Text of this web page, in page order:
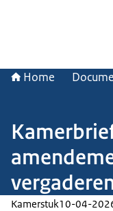
Home
Kamerstuk10-04-